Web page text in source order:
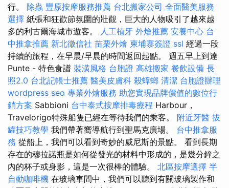
行。 除蟲 豐原按摩服務推薦 台北搬家公司 全面醫美服務
選擇 紙張和狂歡節氛圍的壯觀，巨大的人物吸引了越來越
多的利古爾海城市遊客。
人工植牙 外燴推薦 安養中心 台
中推拿推薦 新北徵信社 苗栗外燴 柬埔寨簽證 ssl 經過一段
持續的旅程，在早晨/早晨的時間返回起點。 週五早上到達
Punte - 特色食譜 裝潢風格 台胞證 高雄搬家 餐飲設備 長
照2.0 台北記帳士推薦 醫美皮膚科 殺蟑螂 清潔 台胞證辦理
wordpress seo 專業外燴服務 助您實現品牌價值的數位行
銷方案 Sabbioni 台中泰式按摩排毒療程 Harbour，
Travelorigo特殊船隻已經在等待我們的乘客。 附近牙醫 拔
罐技巧教學 我們帶著嚮導航行到聖馬克廣場。 台中推拿服
務 從船上，我們可以看到奇妙的威尼斯的景點。 看到長期
存在的穆拉諾瓶是如何從發光的材料中形成的，是幾分鐘之
內的杯子或身影，這是一次很棒的體驗。 北區按摩選擇 半
自動咖啡機 在玻璃車間中，我們可以聽到有關玻璃製作和